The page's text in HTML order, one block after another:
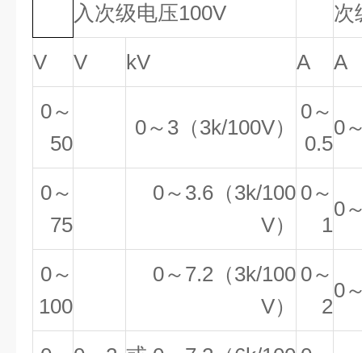
入次级电压100V
次
V V kV A A
0～
50
0～3（3k/100V）
0～
0.5
0
0～
75
0～3.6（3k/100
V）
0～
1
0
0～
100
0～7.2（3k/100
V）
0～
2
0